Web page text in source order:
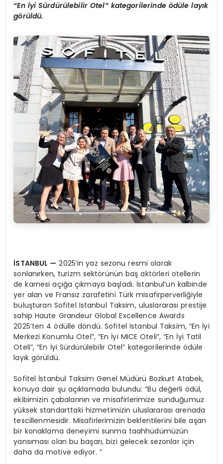
“En İyi Sürdürülebilir Otel” kategorilerinde ödüle layık
görüldü.
İSTANBUL — 2025’in yaz sezonu resmi olarak
sonlanırken, turizm sektörünün baş aktörleri otellerin
de karnesi açığa çıkmaya başladı. İstanbul’un kalbinde
yer alan ve Fransız zarafetini Türk misafirperverliğiyle
buluşturan Sofitel Istanbul Taksim, uluslararası prestije
sahip Haute Grandeur Global Excellence Awards
2025’ten 4 ödülle döndü. Sofitel Istanbul Taksim, “En İyi
Merkezi Konumlu Otel”, “En İyi MICE Oteli”, “En İyi Tatil
Oteli”, “En İyi Sürdürülebilir Otel” kategorilerinde ödüle
layık görüldü.
Sofitel İstanbul Taksim Genel Müdürü Bozkurt Atabek,
konuya dair şu açıklamada bulundu: “Bu değerli ödül,
ekibimizin çabalarının ve misafirlerimize sunduğumuz
yüksek standarttaki hizmetimizin uluslararası arenada
tescillenmesidir. Misafirlerimizin beklentilerini bile aşan
bir konaklama deneyimi sunma taahhüdümüzün
yansıması olan bu başarı, bizi gelecek sezonlar için
daha da motive ediyor. ”